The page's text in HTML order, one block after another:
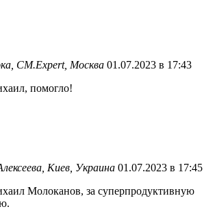
CM.Expert, Москва 01.07.2023 в 17:43
помогло!
Киев, Украина 01.07.2023 в 17:45
Молоканов, за суперпродуктивную